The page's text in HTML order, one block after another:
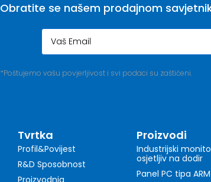
Obratite se našem prodajnom
*Poštujemo vašu povjerljivost i svi podaci su zaštićeni.
Tvrtka
Profil&Povijest
R&D Sposobnost
Proizvodi
Industrijski
osjetljiv na dodir
Panel PC tipa ARM